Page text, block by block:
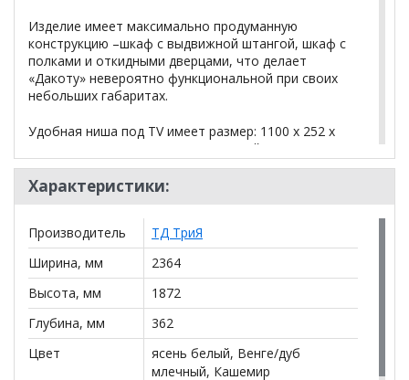
Изделие имеет максимально продуманную
конструкцию –шкаф с выдвижной штангой, шкаф с
полками и откидными дверцами, что делает
«Дакоту» невероятно функциональной при своих
небольших габаритах.
Удобная ниша под TV имеет размер: 1100 х 252 х
916 мм, а открытая полка под нишей позволит
хранить различные аксессуары.
Данную коллекцию дополняют пластиковые ручки в
цвете "Металл", которые имеют матовое покрытие
и не большой вес, тем самым зрительно не
нагружают фасад мебели.
*Дополнительную информацию о том, как купить
Стенка Дакота
уточняйте у нашего менеджера по
телефону+79292022735.
Характеристики:
Производитель
ТД ТриЯ
Ширина, мм
2364
Высота, мм
1872
Глубина, мм
362
Цвет
ясень белый, Венге/дуб
млечный, Кашемир